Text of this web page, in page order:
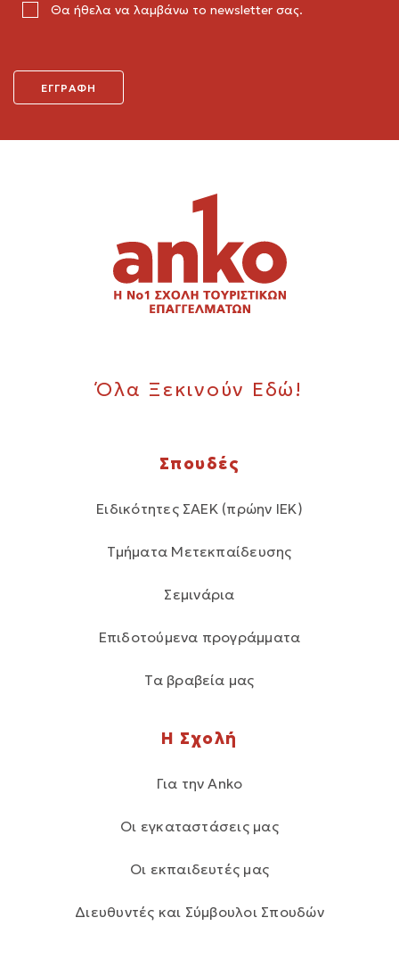
Θα ήθελα να λαμβάνω το newsletter σας.
Όλα Ξεκινούν Εδώ!
Σπουδές
Ειδικότητες ΣΑΕΚ (πρώην ΙΕΚ)
Τμήματα Μετεκπαίδευσης
Σεμινάρια
Επιδοτούμενα προγράμματα
Τα βραβεία μας
Η Σχολή
Για την Anko
Οι εγκαταστάσεις μας
Οι εκπαιδευτές μας
Διευθυντές και Σύμβουλοι Σπουδών